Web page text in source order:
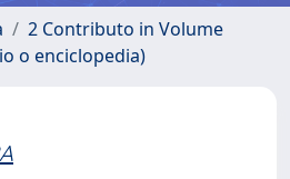
2 Contributo in Volume
o enciclopedia)